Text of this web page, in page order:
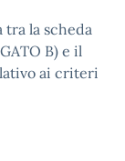
tra la scheda
B) e il
ai criteri